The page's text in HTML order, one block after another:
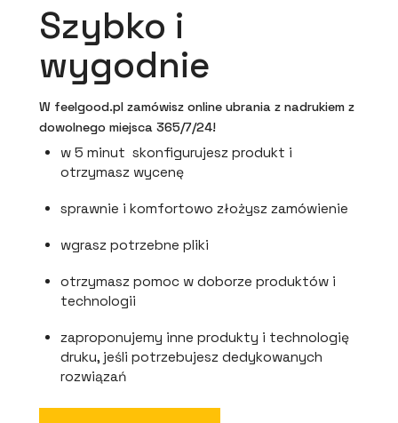
Szybko i
wygodnie
W feelgood.pl zamówisz online ubrania z nadrukiem z
dowolnego miejsca 365/7/24!
w 5 minut skonfigurujesz produkt i
otrzymasz wycenę
sprawnie i komfortowo złożysz zamówienie
wgrasz potrzebne pliki
otrzymasz pomoc w doborze produktów i
technologii
zaproponujemy inne produkty i technologię
druku, jeśli potrzebujesz dedykowanych
rozwiązań